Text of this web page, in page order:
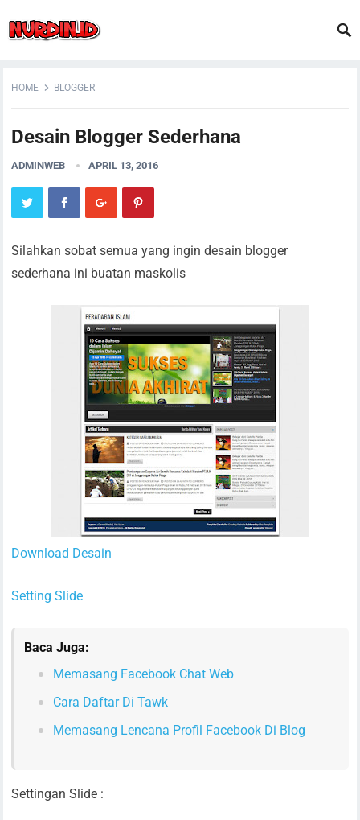
HOME BLOGGER
Desain Blogger Sederhana
ADMINWEB APRIL 13, 2016
Silahkan sobat semua yang ingin desain blogger
sederhana ini buatan maskolis
Download Desain
Setting Slide
Baca Juga:
Memasang Facebook Chat Web
Cara Daftar Di Tawk
Memasang Lencana Profil Facebook Di Blog
Settingan Slide :